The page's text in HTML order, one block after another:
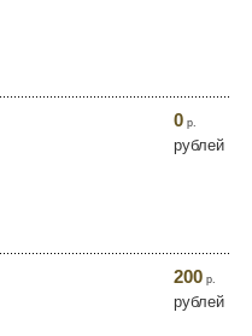
0 р.
рублей
200 р.
рублей